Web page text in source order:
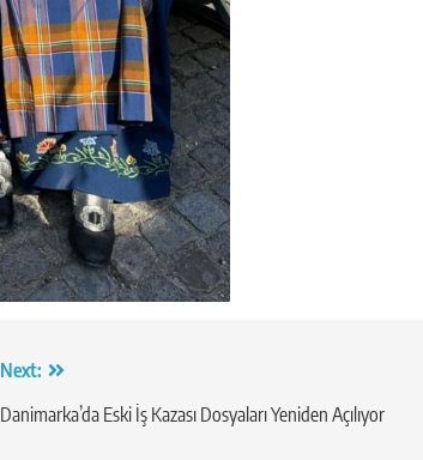
Next:
Danimarka’da Eski İş Kazası Dosyaları Yeniden Açılıyor